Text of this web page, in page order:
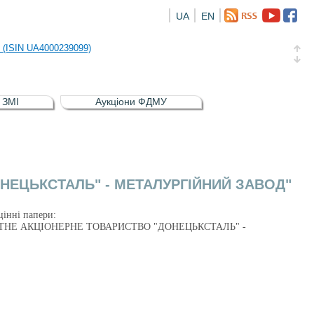
EN
UA
(ISIN UA4000239099)
ЗМІ Аукціони ФДМУ
- МЕТАЛУРГІЙНИЙ ЗАВОД"
папери:
ПРИВАТНЕ АКЦІОНЕРНЕ ТОВАРИСТВО "ДОНЕЦЬКСТАЛЬ" -